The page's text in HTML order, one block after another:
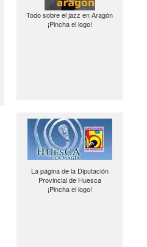
Todo sobre el jazz en Aragón
¡Pincha el logo!
La página de la Diputación
Provincial de Huesca
¡Pincha el logo!